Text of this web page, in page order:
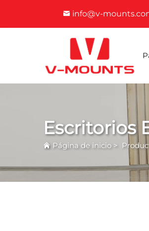
info@v-
Escritorios
Página de inicio >